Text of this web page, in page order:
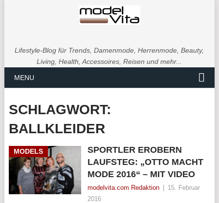
Lifestyle-Blog für Trends, Damenmode, Herrenmode, Beauty,
Living, Health, Accessoires, Reisen und mehr...
MENU
SCHLAGWORT:
BALLKLEIDER
MODELS
SPORTLER EROBERN
LAUFSTEG: „OTTO MACHT
MODE 2016“ – MIT VIDEO
modelvita.com Redaktion
15. Februar
2016